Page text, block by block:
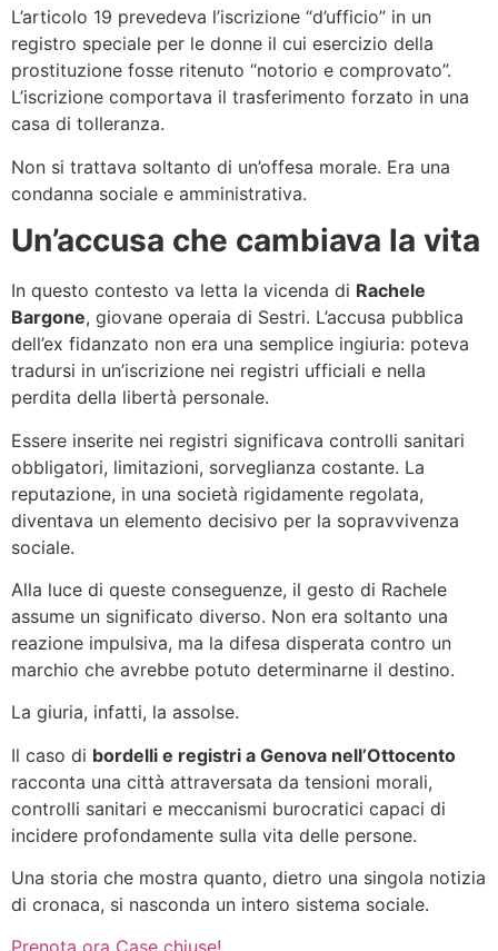
L’articolo 19 prevedeva l’iscrizione “d’ufficio” in un
registro speciale per le donne il cui esercizio della
prostituzione fosse ritenuto “notorio e comprovato”.
L’iscrizione comportava il trasferimento forzato in una
casa di tolleranza.
Non si trattava soltanto di un’offesa morale. Era una
condanna sociale e amministrativa.
Un’accusa che cambiava la vita
In questo contesto va letta la vicenda di Rachele
Bargone, giovane operaia di Sestri. L’accusa pubblica
dell’ex fidanzato non era una semplice ingiuria: poteva
tradursi in un’iscrizione nei registri ufficiali e nella
perdita della libertà personale.
Essere inserite nei registri significava controlli sanitari
obbligatori, limitazioni, sorveglianza costante. La
reputazione, in una società rigidamente regolata,
diventava un elemento decisivo per la sopravvivenza
sociale.
Alla luce di queste conseguenze, il gesto di Rachele
assume un significato diverso. Non era soltanto una
reazione impulsiva, ma la difesa disperata contro un
marchio che avrebbe potuto determinarne il destino.
La giuria, infatti, la assolse.
Il caso di bordelli e registri a Genova nell’Ottocento
racconta una città attraversata da tensioni morali,
controlli sanitari e meccanismi burocratici capaci di
incidere profondamente sulla vita delle persone.
Una storia che mostra quanto, dietro una singola notizia
di cronaca, si nasconda un intero sistema sociale.